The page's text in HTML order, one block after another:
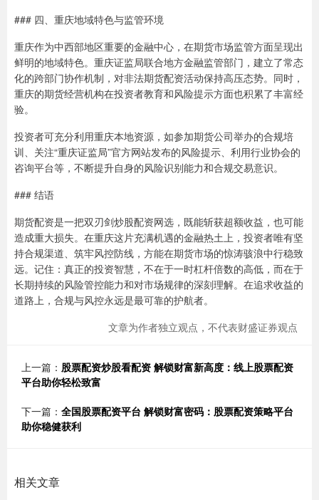
### 四、重庆地域特色与监管环境
重庆作为中西部地区重要的金融中心，在期货市场监管方面呈现出
鲜明的地域特色。重庆证监局联合地方金融监管部门，建立了常态
化的跨部门协作机制，对非法期货配资活动保持高压态势。同时，
重庆的期货经营机构在投资者教育和风险提示方面也积累了丰富经
验。
投资者可充分利用重庆本地资源，如参加期货公司举办的合规培
训、关注“重庆证监局”官方网站发布的风险提示、利用行业协会的
咨询平台等，不断提升自身的风险识别能力和合规交易意识。
### 结语
期货配资是一把双刃剑炒股配资网选，既能斩获超额收益，也可能
造成重大损失。在重庆这片充满机遇的金融热土上，投资者唯有坚
持合规渠道、筑牢风控防线，方能在期货市场的惊涛骇浪中行稳致
远。记住：真正的投资智慧，不在于一时杠杆倍数的高低，而在于
长期持续的风险管控能力和对市场规律的深刻理解。在追求收益的
道路上，合规与风控永远是最可靠的护航者。
文章为作者独立观点，不代表财盛证券观点
上一篇： 股票配资炒股看配资 解锁财富新高度：线上股票配资
平台助你轻松致富
下一篇： 全国股票配资平台 解锁财富密码：股票配资策略平台
助你稳健获利
相关文章